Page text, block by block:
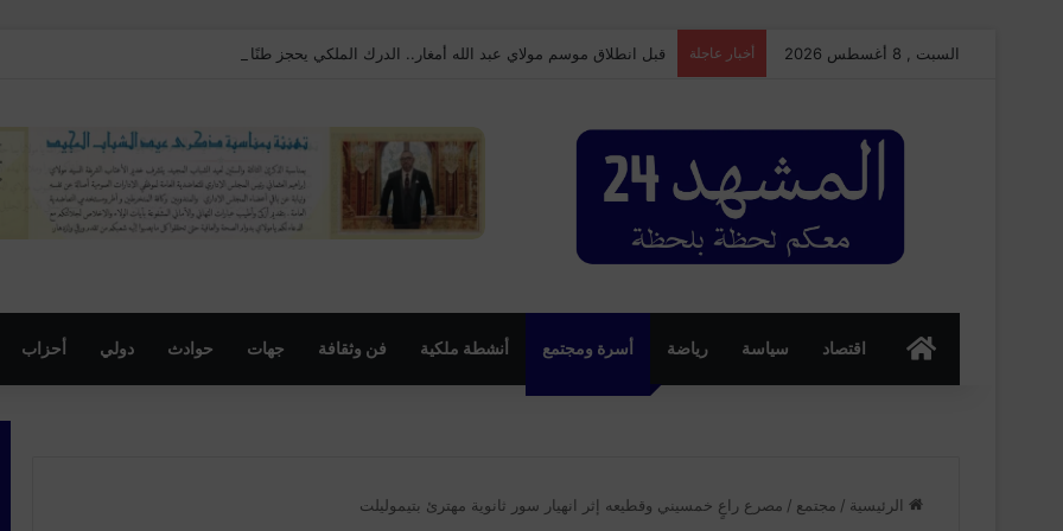
السبت , 8 أغسطس 2026 أخبار عاجلة قبل انطلاق موسم مولاي عبد الله أمغار.. الدرك الملكي يحجز طنًا من “الماحيا” ويُحبط محاولة ترويجها
الرئسيةاقتصاد سياسة رياضة أسرة ومجتمع أنشطة ملكية فن وثقافة جهات حوادث دولي أحزاب
الرئيسية / مجتمع / مصرع راعٍ خمسيني وقطيعه إثر انهيار سور ثانوية مهترئ بتيموليلت